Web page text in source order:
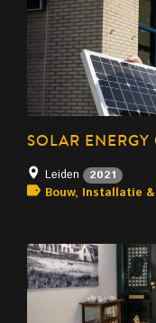
SOLAR ENERGY
Leiden 2021
Bouw, Installatie